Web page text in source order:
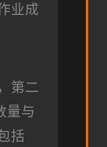
业成
第二
量与
括